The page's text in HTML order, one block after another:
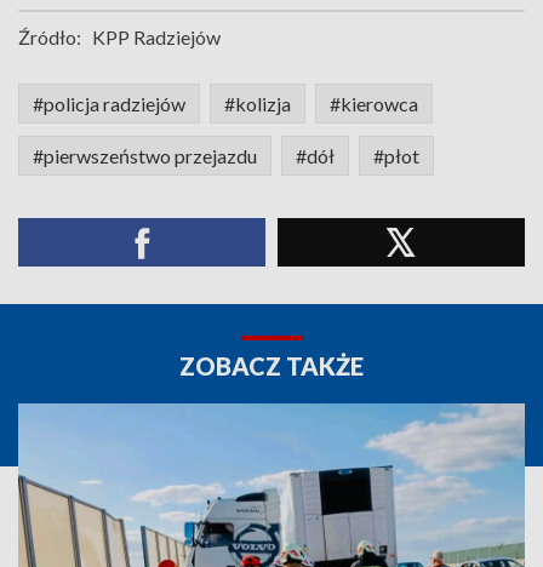
Źródło: KPP Radziejów
#policja radziejów #kolizja #kierowca
#pierwszeństwo przejazdu #dół #płot
ZOBACZ TAKŻE